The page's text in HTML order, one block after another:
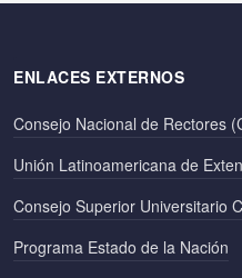
ENLACES EXTERNOS
Consejo Nacional de Rectores
Unión Latinoamericana de
Consejo Superior Universitario
Programa Estado de la Nación